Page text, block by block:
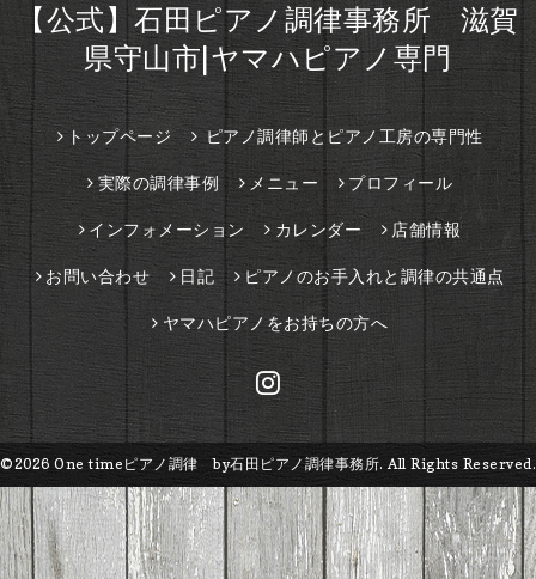
【公式】石田ピアノ調律事務所 滋賀
県守山市|ヤマハピアノ専門
トップページ ピアノ調律師とピアノ工房の専門性
実際の調律事例 メニュー プロフィール
インフォメーション カレンダー 店舗情報
お問い合わせ 日記 ピアノのお手入れと調律の共通点
ヤマハピアノをお持ちの方へ
©2026 One timeピアノ調律 by石田ピアノ調律事務所. All Rights Reserved.